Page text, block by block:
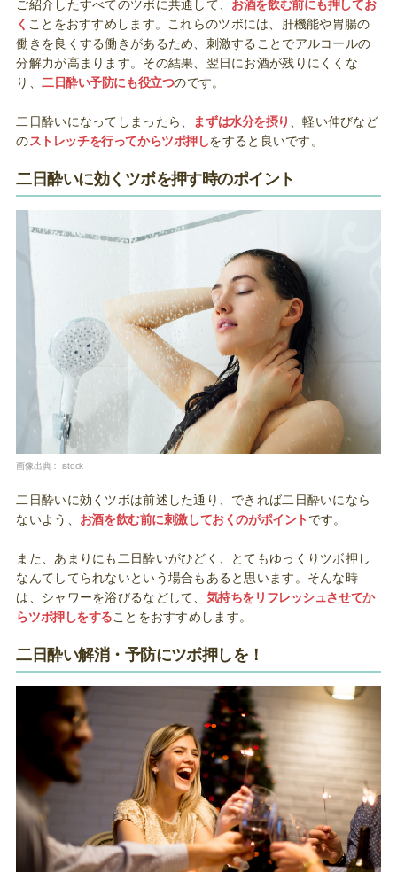
ご紹介したすべてのツボに共通して、 お酒を飲む前にも押してお
く ことをおすすめします。これらのツボには、肝機能や胃腸の
働きを良くする働きがあるため、刺激することでアルコールの
分解力が高まります。その結果、翌日にお酒が残りにくくな
り、 二日酔い予防にも役立つのです。
二日酔いになってしまったら、 まずは水分を摂り 、軽い伸びなど
のストレッチを行ってからツボ押しをすると良いです。
二日酔いに効くツボを押す時のポイント
画像出典： istock
二日酔いに効くツボは前述した通り、できれば二日酔いになら
ないよう、 お酒を飲む前に刺激しておくのがポイント です。
また、あまりにも二日酔いがひどく、とてもゆっくりツボ押し
なんてしてられないという場合もあると思います。そんな時
は、シャワーを浴びるなどして、 気持ちをリフレッシュさせてか
らツボ押しをすることをおすすめします。
二日酔い解消・予防にツボ押しを！